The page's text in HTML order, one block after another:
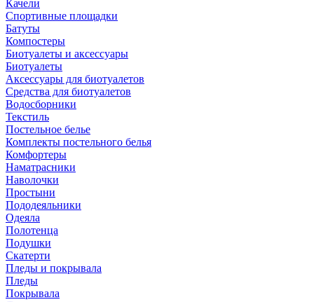
Качели
Спортивные площадки
Батуты
Компостеры
Биотуалеты и аксессуары
Биотуалеты
Аксессуары для биотуалетов
Средства для биотуалетов
Водосборники
Текстиль
Постельное белье
Комплекты постельного белья
Комфортеры
Наматрасники
Наволочки
Простыни
Пододеяльники
Одеяла
Полотенца
Подушки
Скатерти
Пледы и покрывала
Пледы
Покрывала